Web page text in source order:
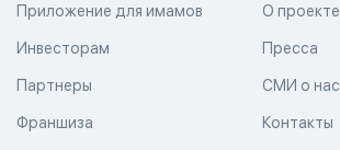
Приложение для имамов О проекте
Пресса
СМИ о нас
Контакты
Инвесторам
Партнеры
Франшиза